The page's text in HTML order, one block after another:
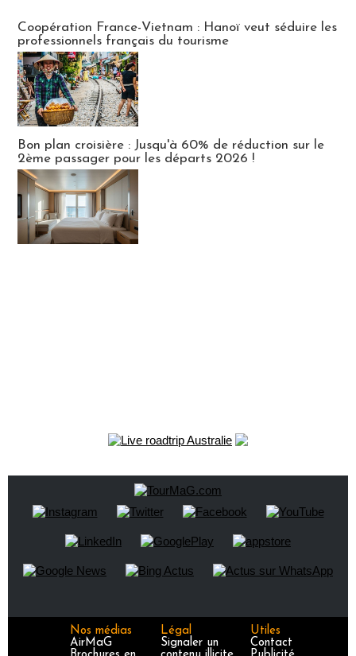
Coopération France-Vietnam : Hanoï veut séduire les
professionnels français du tourisme
Bon plan croisière : Jusqu'à 60% de réduction sur le
2ème passager pour les départs 2026 !
Nos médias
AirMaG
Légal
Signaler un
Utiles
Contact